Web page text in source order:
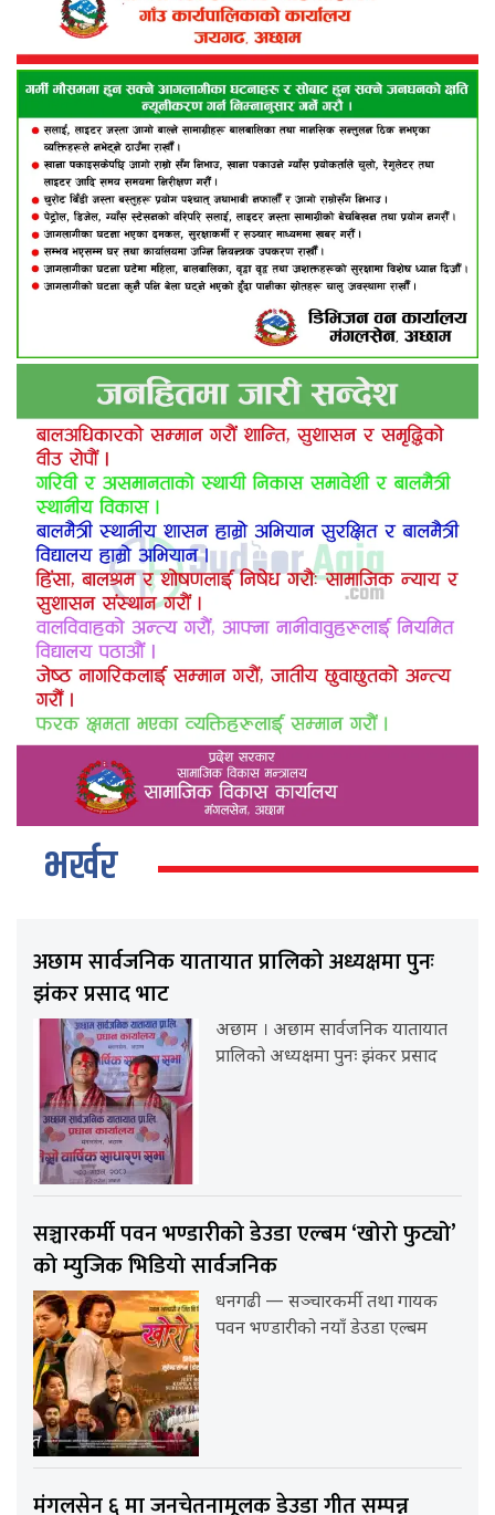
भर्खर
अछाम सार्वजनिक यातायात प्रालिको अध्यक्षमा पुनः
झंकर प्रसाद भाट
अछाम । अछाम सार्वजनिक यातायात
प्रालिको अध्यक्षमा पुनः झंकर प्रसाद
सञ्चारकर्मी पवन भण्डारीको डेउडा एल्बम ‘खोरो फुट्यो’
को म्युजिक भिडियो सार्वजनिक
धनगढी — सञ्चारकर्मी तथा गायक
पवन भण्डारीको नयाँ डेउडा एल्बम
मंगलसेन ६ मा जनचेतनामूलक डेउडा गीत सम्पन्न